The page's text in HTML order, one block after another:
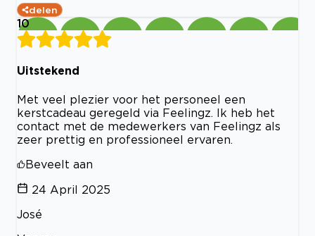
delen
10
Uitstekend
Met veel plezier voor het personeel een
kerstcadeau geregeld via Feelingz. Ik heb het
contact met de medewerkers van Feelingz als
zeer prettig en professioneel ervaren.
Beveelt aan
24 April 2025
José